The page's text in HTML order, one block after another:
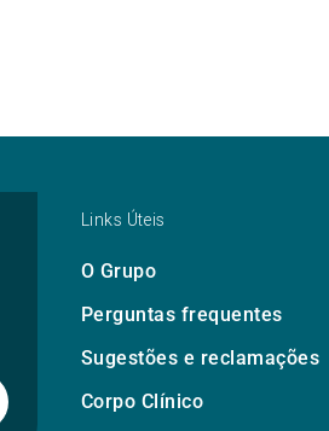
Links Úteis
O Grupo
Perguntas frequentes
Sugestões e reclamações
Corpo Clínico